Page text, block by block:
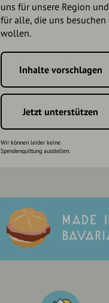
uns für unsere Region und
für alle, die uns besuchen
wollen.
Inhalte vorschlagen
Jetzt unterstützen
Wir können leider keine
Spendenquittung ausstellen.